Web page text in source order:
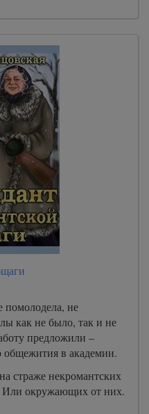
не
как не было, так и не
предложили –
общежития в академии.
страже некромантских
Или окружающих от них.